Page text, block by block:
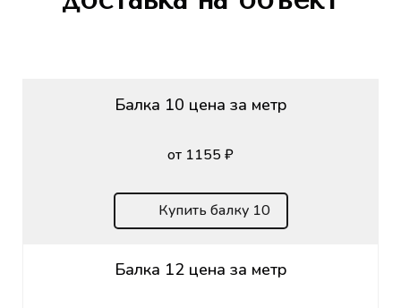
Балка 10 цена за метр
от 1155 ₽
Купить балку 10
Балка 12 цена за метр